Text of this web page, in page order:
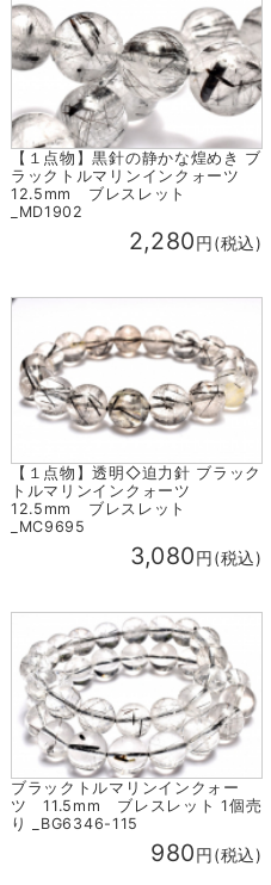
【１点物】黒針の静かな煌めき ブ
ラックトルマリンインクォーツ
12.5mm ブレスレット
_MD1902
2,280円(税込)
【１点物】透明◇迫力針 ブラック
トルマリンインクォーツ
12.5mm ブレスレット
_MC9695
3,080円(税込)
ブラックトルマリンインクォー
ツ 11.5mm ブレスレット 1個売
り _BG6346-115
980円(税込)